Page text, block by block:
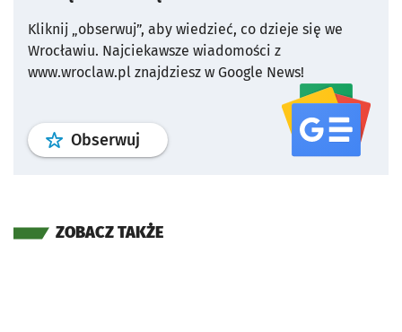
Kliknij „obserwuj”, aby wiedzieć, co dzieje się we
Wrocławiu. Najciekawsze wiadomości z
www.wroclaw.pl znajdziesz w Google News!
Obserwuj profil serwisu
ZOBACZ TAKŻE